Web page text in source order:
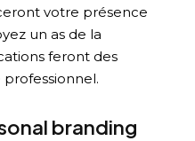
votre présence
un as de la
feront des
professionnel.
branding